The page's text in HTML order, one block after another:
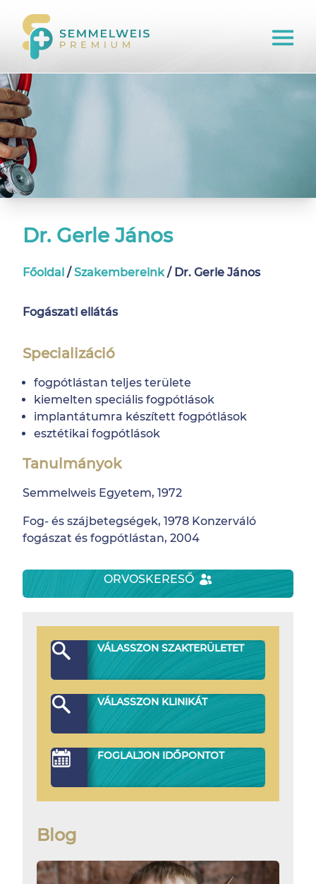
Dr. Gerle János
Főoldal / Szakembereink /Dr. Gerle János
Fogászati ellátás
Specializáció
fogpótlástan teljes területe
kiemelten speciális fogpótlások
implantátumra készített fogpótlások
esztétikai fogpótlások
Tanulmányok
Semmelweis Egyetem, 1972
Fog- és szájbetegségek, 1978 Konzerváló
fogászat és fogpótlástan, 2004
ORVOSKERESŐ
VÁLASSZON SZAKTERÜLETET
VÁLASSZON KLINIKÁT
FOGLALJON IDŐPONTOT
Blog